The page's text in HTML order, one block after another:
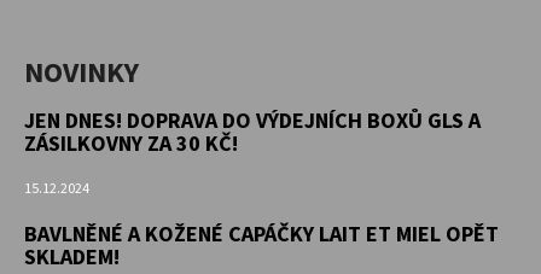
NOVINKY
JEN DNES! DOPRAVA DO VÝDEJNÍCH BOXŮ GLS A
ZÁSILKOVNY ZA 30 KČ!
15.12.2024
BAVLNĚNÉ A KOŽENÉ CAPÁČKY LAIT ET MIEL OPĚT
SKLADEM!